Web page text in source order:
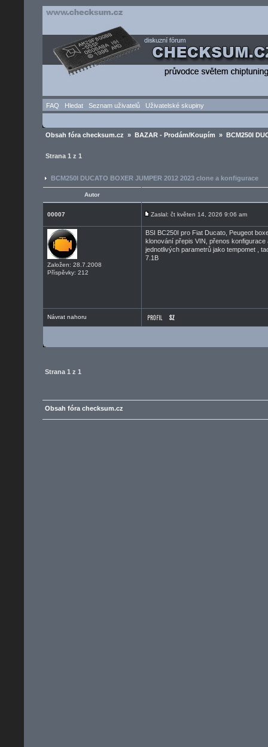
FAQ Hledat Seznam uživatelů Uživatelské skupiny
Obsah fóra checksum.cz » BAZAR - Prodám/Koupím » BCM250I
Strana 1 z 1
BCM250I DUCATO BOXER JUMPER 2012 2023 clone a konfigurace
Autor
00007 Zaslal: čt květen 14, 2026 9:06 am
Založen: 28.7.2008
Příspěvky: 212
BSI BC250I pro Fiat Ducato, Peugeot
klonování přepis VIN, přenos
jednotlivých parametrů jako tempomet ,
7.1B
Návrat nahoru
Strana 1 z 1
Obsah fóra checksum.cz